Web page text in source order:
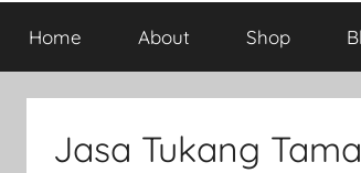
Home About Shop
Jasa Tukang